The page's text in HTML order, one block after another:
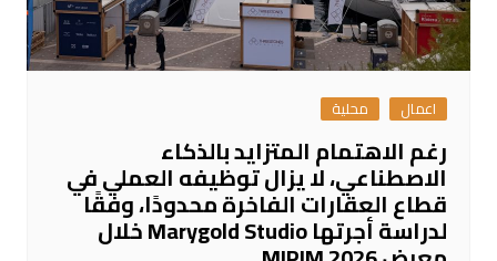
اعمال محلية
رغم الاهتمام المتزايد بالذكاء
الاصطناعي، لا يزال توظيفه العملي في
قطاع العقارات الفاخرة محدودًا، وفقًا
لدراسة أجرتها Marygold Studio خلال